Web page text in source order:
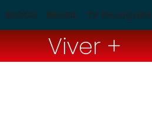
BLOGS BRASIL TV PAJUÇARA
Viver +